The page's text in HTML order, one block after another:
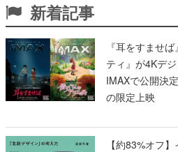
新着記事
『耳をすませ
ティ』が4Kデ
IMAXで公開決
の限定上映
【約83%オフ